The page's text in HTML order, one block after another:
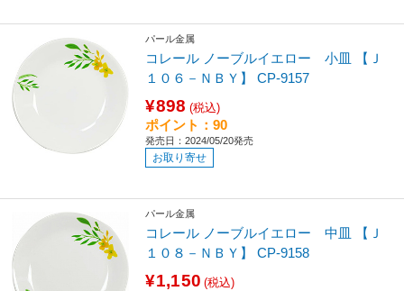
パール金属
コレール ノーブルイエロー 小皿 【Ｊ
１０６－ＮＢＹ】 CP-9157
¥898 (税込)
ポイント：90
発売日：2024/05/20発売
お取り寄せ
パール金属
コレール ノーブルイエロー 中皿 【Ｊ
１０８－ＮＢＹ】 CP-9158
¥1,150 (税込)